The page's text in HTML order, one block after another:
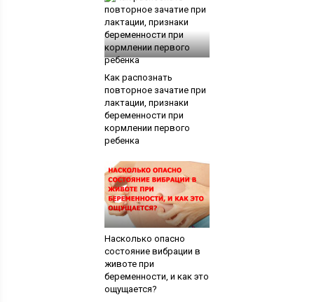
Как распознать
повторное зачатие при
лактации, признаки
беременности при
кормлении первого
ребенка
Насколько опасно
состояние вибрации в
животе при
беременности, и как это
ощущается?